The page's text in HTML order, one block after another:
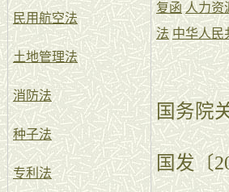
民用航空法
土地管理法
消防法
种子法
专利法
复函 人力资
法 中华人民
国务院
国发〔